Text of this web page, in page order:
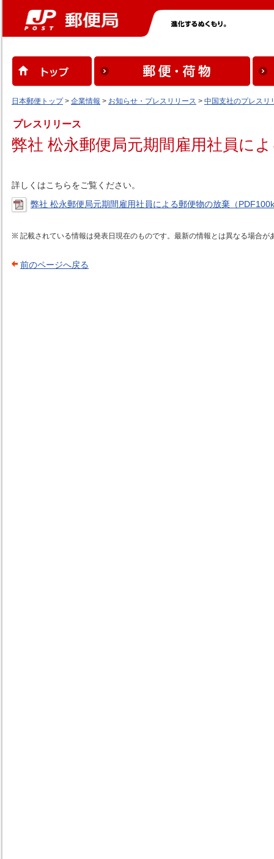
日本郵便トップ> 企業情報 > お知らせ・プレスリリース > 中国支社のプレスリ
プレスリリース
弊社 松永郵便局元期間雇用社員に
詳しくはこちらをご覧ください。
弊社 松永郵便局元期間雇用社員による郵便物の放棄（
記載されている情報は発表日現在のものです。最新の情報とは異なる場合が
前のページへ戻る